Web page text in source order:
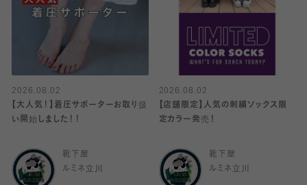
2026.08.02
【大人気！】着圧サポーターお取り扱
い開始しました！！
靴下屋
ルミネ立川
2026.08.02
【店舗限定】人気の刺繍ソックス限
定カラー発売！
靴下屋
ルミネ立川